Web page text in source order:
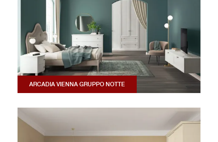
ARCADIA VIENNA GRUPPO NOTTE